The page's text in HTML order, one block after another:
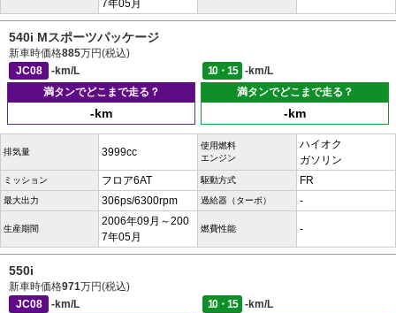
7年05月
540i Mスポーツパッケージ
新車時価格885万円(税込)
JC08
-km/L 10・15
-km/L
満タンでどこまで走る？
-km
満タンでどこまで走る？
-km
排気量 3999cc
使用燃料
エンジン
ハイオク
ガソリン
ミッション フロア6AT 駆動方式 FR
最大出力 306ps/6300rpm 過給器（ターボ） -
生産期間
2006年09月～200
7年05月
燃費性能 -
550i
新車時価格971万円(税込)
JC08
-km/L 10・15
-km/L